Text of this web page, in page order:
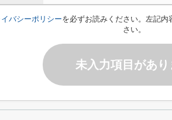
バシーポリシーを必ずお読みください。左記
さい。
未入力項目があり